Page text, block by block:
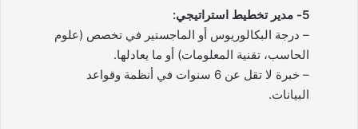
5- مدير تخطيط استراتيجي:
– درجة البكالوريوس أو الماجستير في تخصص (علوم
الحاسب، تقنية المعلومات) أو ما يعادلها.
– خبرة لا تقل عن 6 سنوات في أنظمة وقواعد
البيانات.